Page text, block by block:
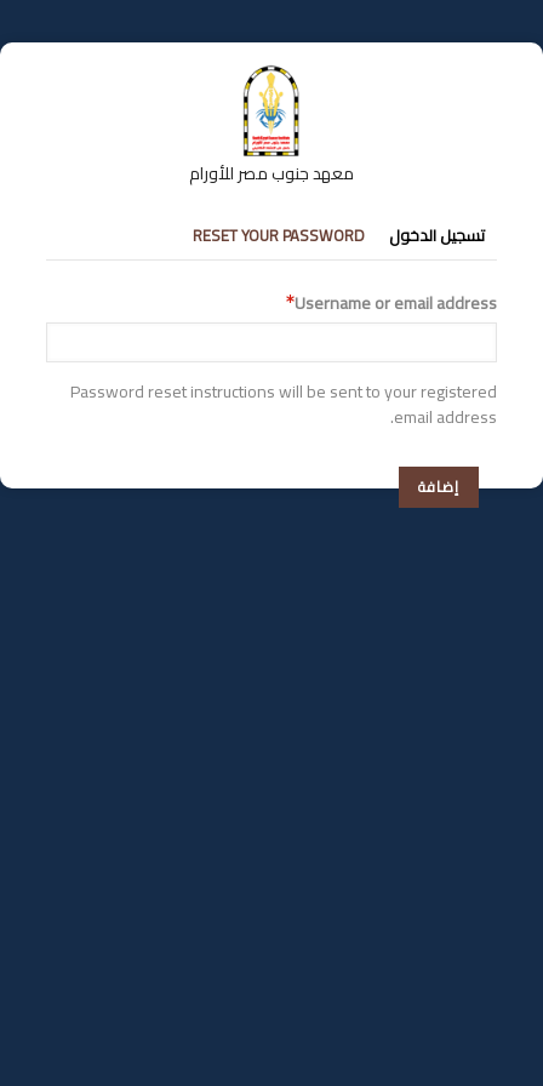
إلى
المحتوى
معهد جنوب مصر للأورام
التبويبات
الأساسية
تسجيل الدخول RESET YOUR PASSWORD
Username or email address
Password reset instructions will be sent to your registered
email address.